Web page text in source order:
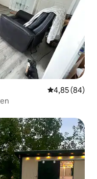
4,85 av 5 i
4,85 (84)